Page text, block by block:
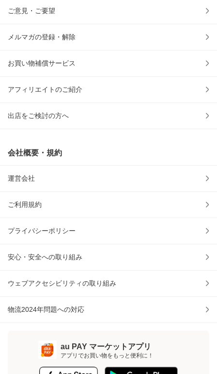
ご意見・ご要望
メルマガの登録・解除
お買い物補償サービス
アフィリエイトのご紹介
出店をご検討の方へ
会社概要・規約
運営会社
ご利用規約
プライバシーポリシー
安心・安全への取り組み
ウェブアクセシビリティの取り組み
物流2024年問題への対応
au PAY マーケットアプリ
アプリでお買い物をもっと便利に！